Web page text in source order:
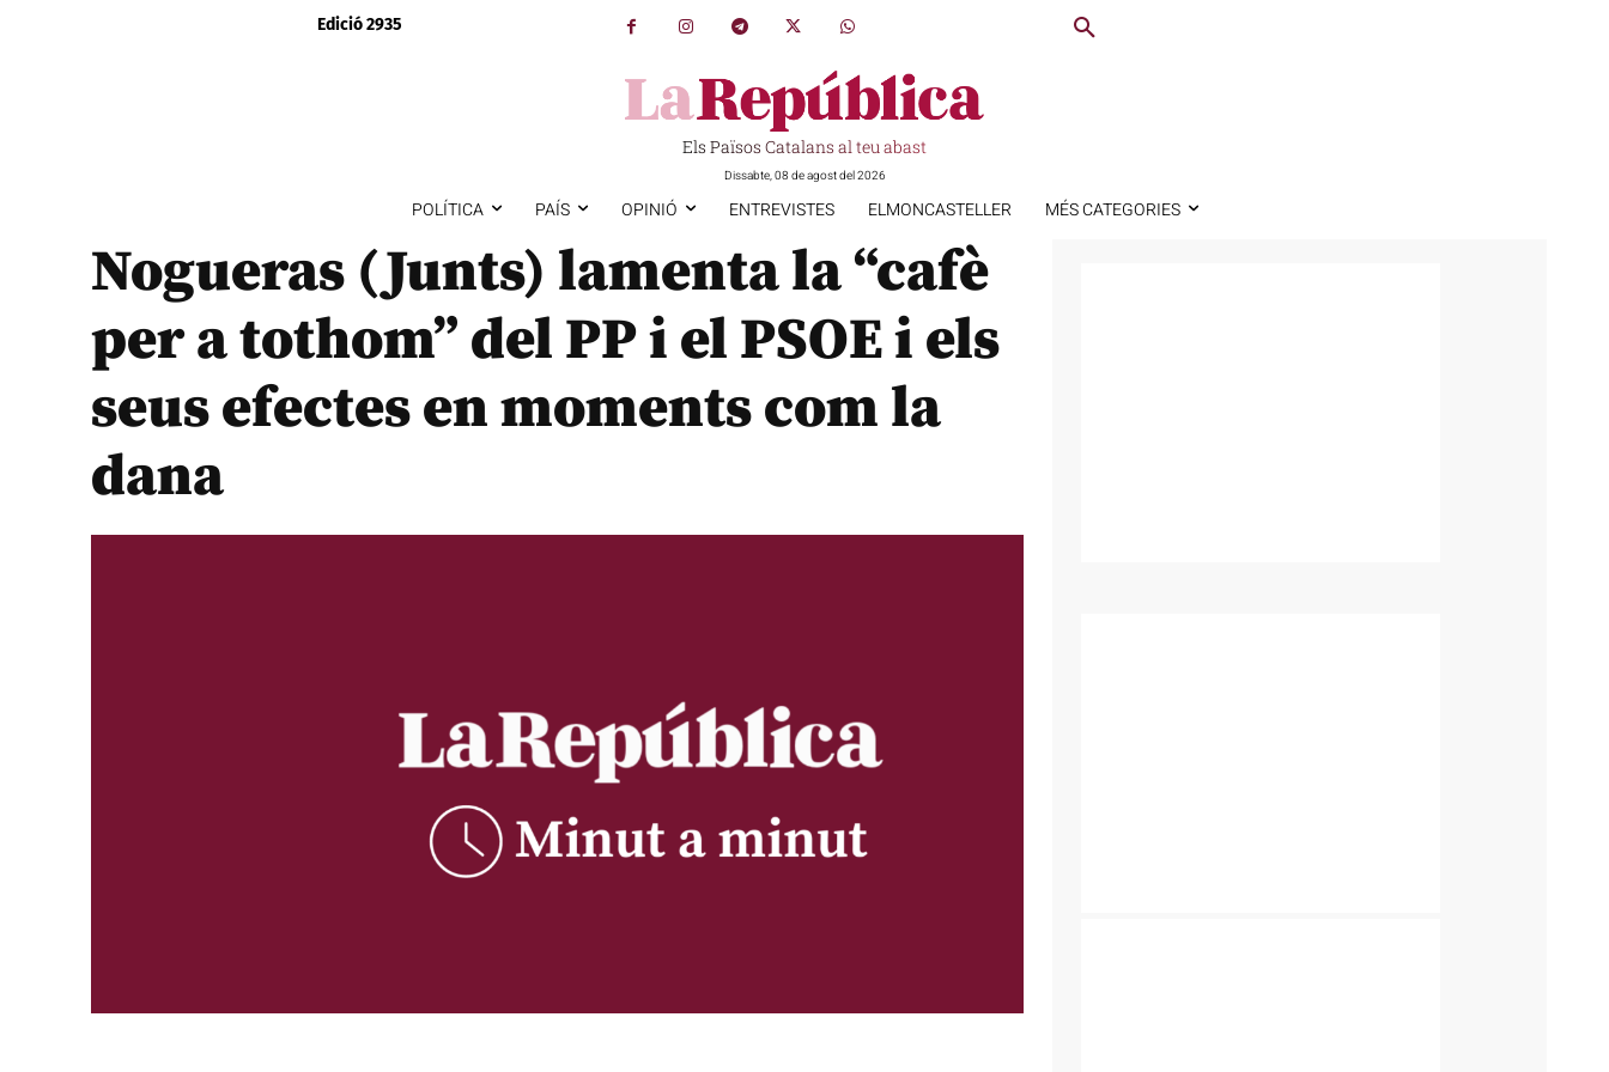
Edició 2935
Els Països Catalans al teu abast
Dissabte, 08 de agost del 2026
POLÍTICA PAÍS OPINIÓ ENTREVISTES ELMONCASTELLER MÉS CATEGORIES
Nogueras (Junts) lamenta la “cafè
per a tothom” del PP i el PSOE i els
seus efectes en moments com la
dana